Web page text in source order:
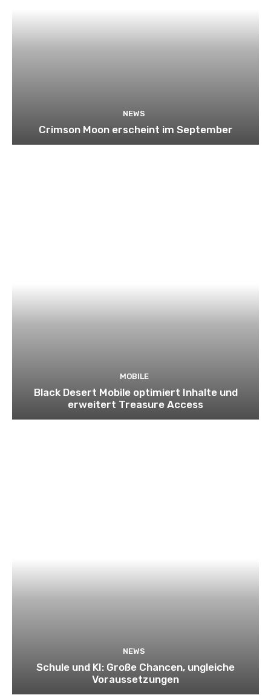
NEWS
Crimson Moon erscheint im September
MOBILE
Black Desert Mobile optimiert Inhalte und
erweitert Treasure Access
NEWS
Schule und KI: Große Chancen, ungleiche
Voraussetzungen